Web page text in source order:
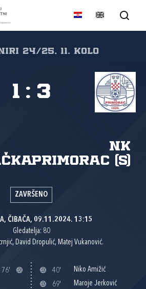
24/25, 11. kolo
NK
Primorac (S)
1 : 3
ZAVRŠENO
ČIBAČA, 09.11.2024. 13:15
Gledatelja: 80
David Dropulić, Matej Vukanović.
76' 40'
Niko Amižić
69'
Maroje Jerković